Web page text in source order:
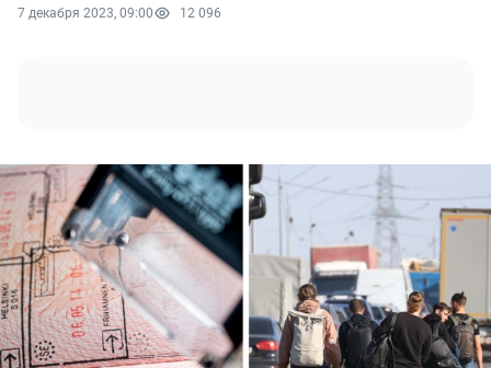
7 декабря 2023, 09:00 12 096